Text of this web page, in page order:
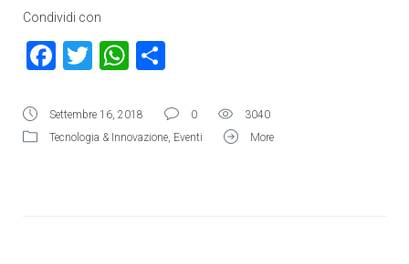
Condividi con
Facebook
TwitterWhatsApp
Settembre 16, 2018 0
3040
Tecnologia & Innovazione, Eventi More